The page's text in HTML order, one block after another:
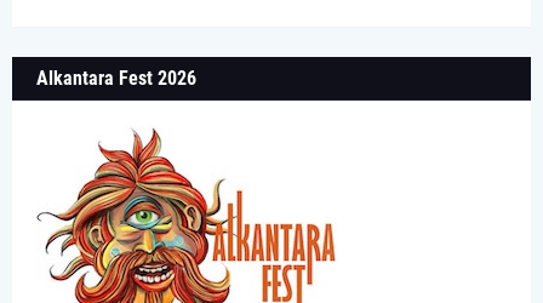
Alkantara Fest 2026